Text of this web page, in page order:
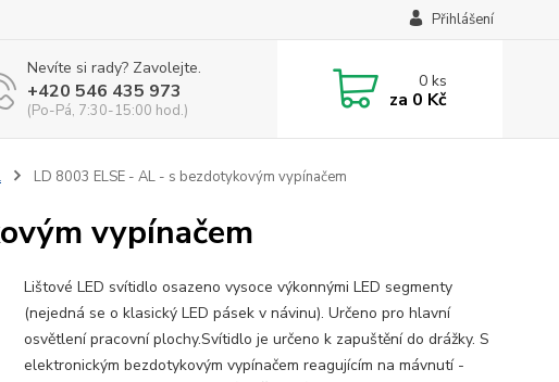
Přihlášení
Nevíte si rady? Zavolejte.
+420 546 435 973
(Po-Pá, 7:30-15:00 hod.)
0ks
za 0 Kč
LD 8003 ELSE - AL - s bezdotykovým vypínačem
vypínačem
Lištové LED svítidlo osazeno vysoce výkonnými LED segmenty
(nejedná se o klasický LED pásek v návinu). Určeno pro hlavní
osvětlení pracovní plochy.Svítidlo je určeno k zapuštění do drážky. S
elektronickým bezdotykovým vypínačem reagujícím na mávnutí -